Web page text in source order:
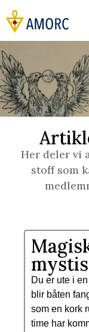
Her deler vi
stoff som
Du er ute i
blir båten
som en kork
time har